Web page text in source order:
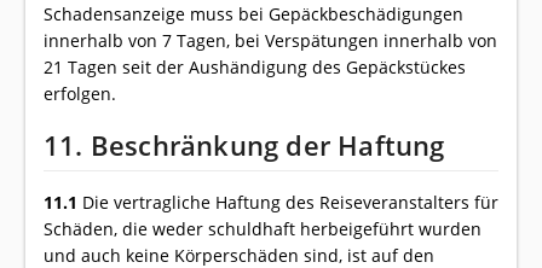
Schadensanzeige muss bei Gepäckbeschädigungen
innerhalb von 7 Tagen, bei Verspätungen innerhalb von
21 Tagen seit der Aushändigung des Gepäckstückes
erfolgen.
11. Beschränkung der Haftung
11.1 Die vertragliche Haftung des Reiseveranstalters für
Schäden, die weder schuldhaft herbeigeführt wurden
und auch keine Körperschäden sind, ist auf den